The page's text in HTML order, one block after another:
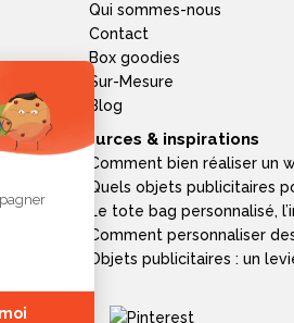
Qui sommes-nous
Contact
Box goodies
Sur-Mesure
Blog
Ressources & inspirations
Comment bien réaliser un
Quels objets publicitaires
Le tote bag personnalisé,
Comment personnaliser
Objets publicitaires : un